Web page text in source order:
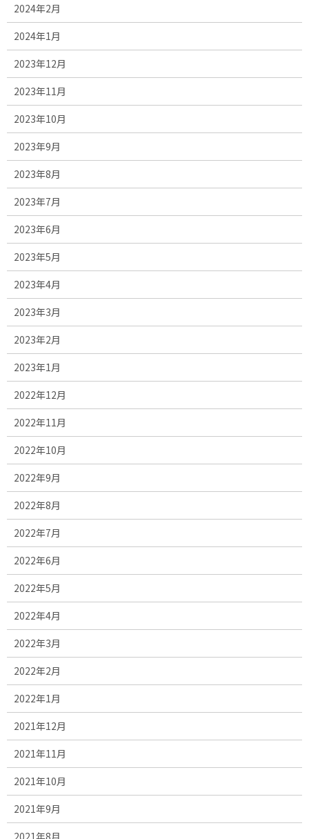
2024年2月
2024年1月
2023年12月
2023年11月
2023年10月
2023年9月
2023年8月
2023年7月
2023年6月
2023年5月
2023年4月
2023年3月
2023年2月
2023年1月
2022年12月
2022年11月
2022年10月
2022年9月
2022年8月
2022年7月
2022年6月
2022年5月
2022年4月
2022年3月
2022年2月
2022年1月
2021年12月
2021年11月
2021年10月
2021年9月
2021年8月